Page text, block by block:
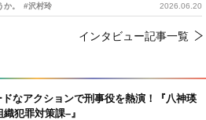
なアクションで刑事役を熱演！『八神瑛
犯罪対策課–』
。 #沢村玲 2026.06.20
インタビュー記事一覧